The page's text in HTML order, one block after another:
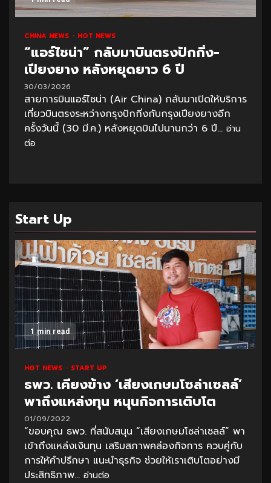
CHINA NEWS HOT NEWS
“แอร์ไชน่า” กลับมาบินตรงปักกิ่ง-
เปียงยาง หลังหยุดยาว 6 ปี
30/03/2026
สายการบินแอร์ไชน่า (Air China) กลับมาเปิดให้บริการ
เที่ยวบินตรงระหว่างกรุงปักกิ่งกับกรุงเปียงยางอีก
ครั้งวันนี้ (30 มี.ค.) หลังหยุดบินไปนานกว่า 6 ปี... อ่าน
ต่อ
Start Up
1 min read
HOT NEWS START UP
ธพว. เคียงข้าง ‘เสียงเกษมโซล่าเซลล์’
พาถึงแหล่งทุน หนุนกิจการเติบโต
01/09/2022
“ขอบคุณ ธพว. ที่สนับสนุน “เสียงเกษมโซล่าเซลล์” พา
เข้าถึงแหล่งเงินทุน เสริมสภาพคล่องกิจการ ควบคู่กับ
การให้คำปรึกษา แนะนำธุรกิจ ช่วยให้เราเติบโตอย่างมี
ประสิทธิภาพ... อ่านต่อ